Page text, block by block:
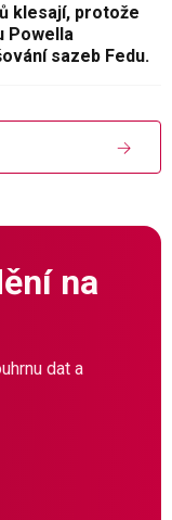
klesají, protože
Powella
sazeb Fedu.
na
dat a